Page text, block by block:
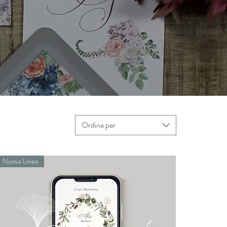
Ordina per
Nuova Linea